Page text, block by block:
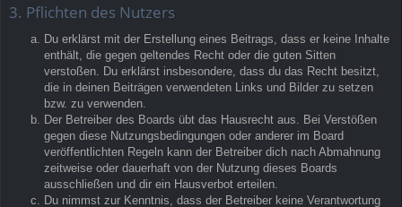
3. Pflichten des Nutzers
Du erklärst mit der Erstellung eines Beitrags, dass er keine Inhalte
enthält, die gegen geltendes Recht oder die guten Sitten
verstoßen. Du erklärst insbesondere, dass du das Recht besitzt,
die in deinen Beiträgen verwendeten Links und Bilder zu setzen
bzw. zu verwenden.
Der Betreiber des Boards übt das Hausrecht aus. Bei Verstößen
gegen diese Nutzungsbedingungen oder anderer im Board
veröffentlichten Regeln kann der Betreiber dich nach Abmahnung
zeitweise oder dauerhaft von der Nutzung dieses Boards
ausschließen und dir ein Hausverbot erteilen.
Du nimmst zur Kenntnis, dass der Betreiber keine Verantwortung